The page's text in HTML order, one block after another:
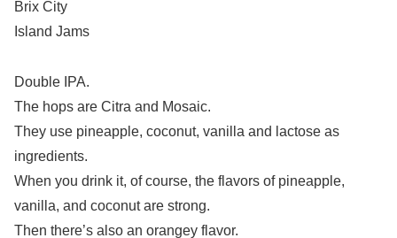
Brix City
Island Jams
Double IPA.
The hops are Citra and Mosaic.
They use pineapple, coconut, vanilla and lactose as
ingredients.
When you drink it, of course, the flavors of pineapple,
vanilla, and coconut are strong.
Then there’s also an orangey flavor.